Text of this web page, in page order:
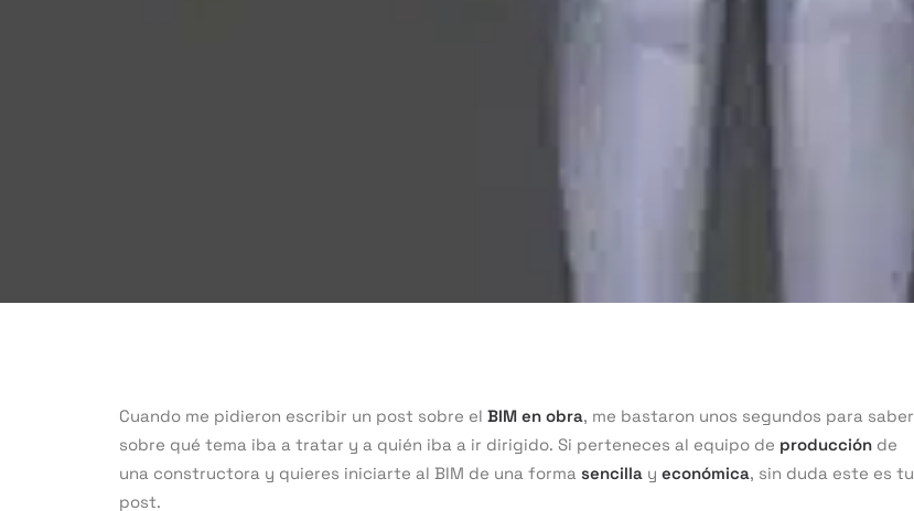
Cuando me pidieron escribir un post sobre el BIM en obra, me bastaron unos segundos para saber
sobre qué tema iba a tratar y a quién iba a ir dirigido. Si perteneces al equipo de producción de
una constructora y quieres iniciarte al BIM de una forma sencilla y económica, sin duda este es tu
post.